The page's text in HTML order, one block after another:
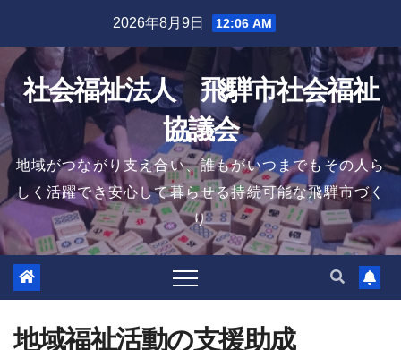
content
2026年8月9日 12:06 AM
社会福祉法人 飛騨市社会福祉
協議会
地域がつながり支え合い、誰もがいつまでもその人ら
しく活躍でき安心して暮らせる持続可能な飛騨市づく
り
地域福祉活動の支援助成